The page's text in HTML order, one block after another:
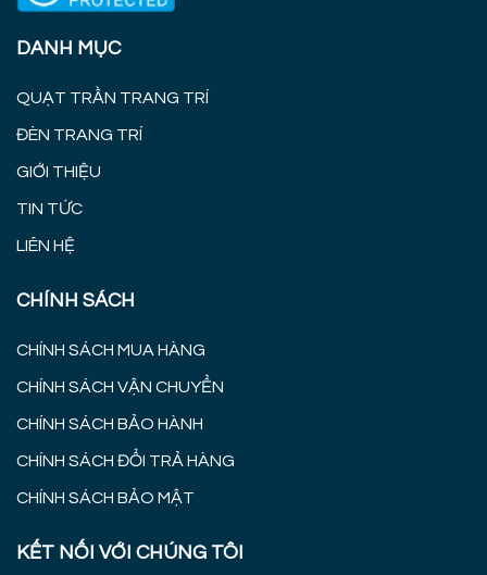
DANH MỤC
QUẠT TRẦN TRANG TRÍ
ĐÈN TRANG TRÍ
GIỚI THIỆU
TIN TỨC
LIÊN HỆ
CHÍNH SÁCH
CHÍNH SÁCH MUA HÀNG
CHÍNH SÁCH VẬN CHUYỂN
CHÍNH SÁCH BẢO HÀNH
CHÍNH SÁCH ĐỔI TRẢ HÀNG
CHÍNH SÁCH BẢO MẬT
KẾT NỐI VỚI CHÚNG TÔI